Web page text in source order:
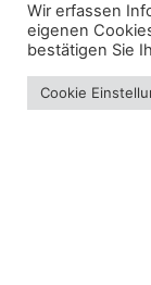
scelerisque.
Wir erfassen
eigenen
bestätigen Sie
Cookie